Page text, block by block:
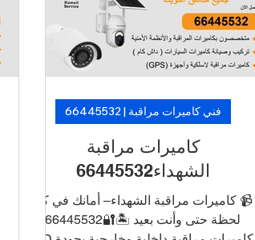
من فنيين متخصصين. 🛡️ لأن الأمان ما فيه
تأجيل… خلّ الكاميرات تشتغل، وارتاح!
كاميرات مراقبة
الشهداء66445532
📹 كاميرات مراقبة الشهداء– أمانك في كل
لحظة حتى وأنت بعيد 🏝️🔐66445532
فني كاميرات مراقبة | 66445532